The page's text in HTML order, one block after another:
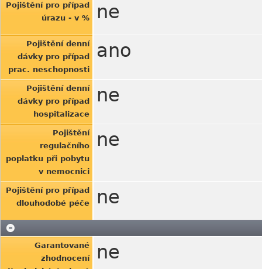
Pojištění pro případ
úrazu - v %
ne
Pojištění denní
dávky pro případ
prac. neschopnosti
ano
Pojištění denní
dávky pro případ
hospitalizace
ne
Pojištění
regulačního
poplatku při pobytu
v nemocnici
ne
Pojištění pro případ
dlouhodobé péče
ne
Garantované
zhodnocení
ne